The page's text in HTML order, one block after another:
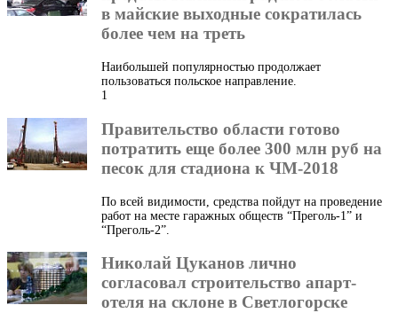
в майские выходные сократилась
более чем на треть
Наибольшей популярностью продолжает
пользоваться польское направление.
1
Правительство области готово
потратить еще более 300 млн руб на
песок для стадиона к ЧМ-2018
По всей видимости, средства пойдут на проведение
работ на месте гаражных обществ “Преголь-1” и
“Преголь-2”.
Николай Цуканов лично
согласовал строительство апарт-
отеля на склоне в Светлогорске